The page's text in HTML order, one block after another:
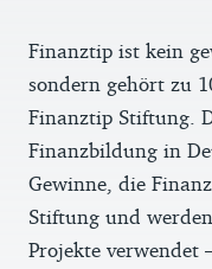
Finanztip ist kein
sondern gehört zu
Finanztip Stiftung.
Finanzbildung in
Gewinne, die
Stiftung und
Projekte verwendet